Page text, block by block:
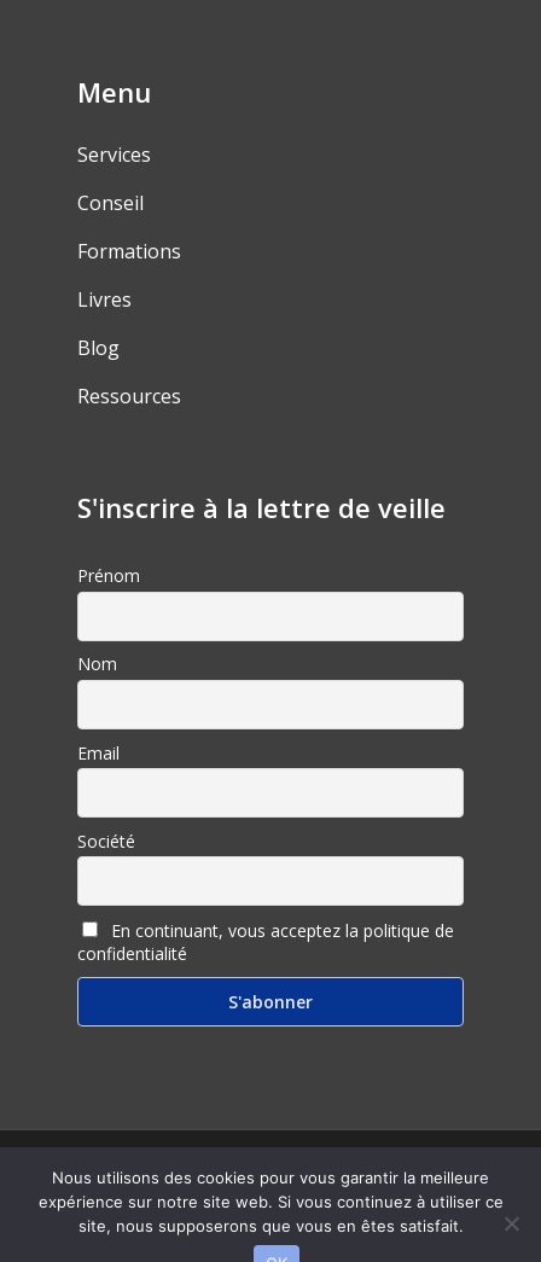
Menu
Services
Conseil
Formations
Livres
Blog
Ressources
S'inscrire à la lettre de veille
Prénom
Nom
Email
Société
En continuant, vous acceptez la politique de
confidentialité
© 2026 Inter Ligere.
twitterfacebook
linkedinyoutubeRSS email
Nous utilisons des cookies pour vous garantir la meilleure
expérience sur notre site web. Si vous continuez à utiliser ce
site, nous supposerons que vous en êtes satisfait.